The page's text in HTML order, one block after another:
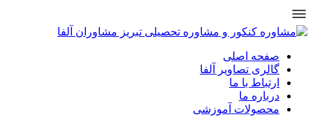
صفحه اصلی
گالری تصاویر آلفا
ارتباط با ما
درباره ما
محصولات آموزشی